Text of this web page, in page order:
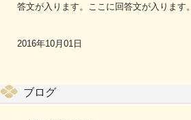
答文が入ります。ここに回答文が入ります。
2016年10月01日
ブログ